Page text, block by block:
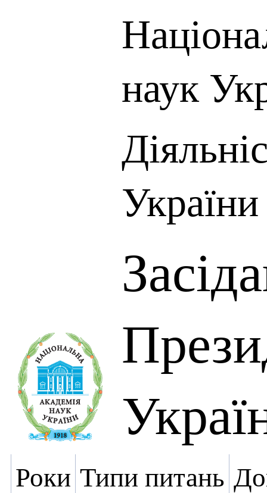
наук
України
Роки Типи питань